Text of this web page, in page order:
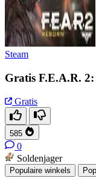
Steam
Gratis F.E.A.R.
Gratis
585
0
Soldenjager
Populaire winkels